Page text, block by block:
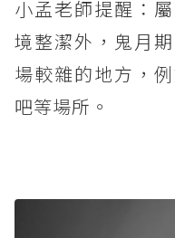
小孟老師提醒：
境整潔外，鬼月
場較雜的地方，
吧等場所。